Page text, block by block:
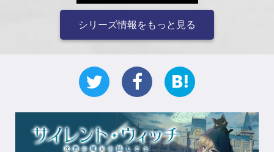
シリーズ情報をもっと見る